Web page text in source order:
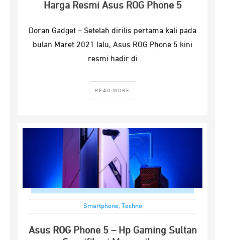
Harga Resmi Asus ROG Phone 5
Doran Gadget – Setelah dirilis pertama kali pada
bulan Maret 2021 lalu, Asus ROG Phone 5 kini
resmi hadir di
READ MORE
Smartphone, Techno
Asus ROG Phone 5 – Hp Gaming Sultan